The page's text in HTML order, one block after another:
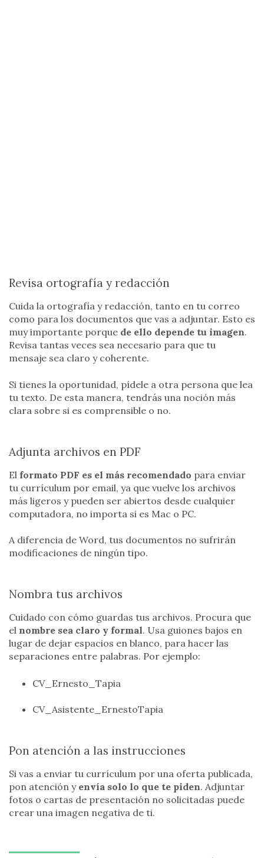
Revisa ortografía y redacción
Cuida la ortografía y redacción, tanto en tu correo
como para los documentos que vas a adjuntar. Esto es
muy importante porque de ello depende tu imagen.
Revisa tantas veces sea necesario para que tu
mensaje sea claro y coherente.
Si tienes la oportunidad, pídele a otra persona que lea
tu texto. De esta manera, tendrás una noción más
clara sobre si es comprensible o no.
Adjunta archivos en PDF
El formato PDF es el más recomendado para enviar
tu currículum por email, ya que vuelve los archivos
más ligeros y pueden ser abiertos desde cualquier
computadora, no importa si es Mac o PC.
A diferencia de Word, tus documentos no sufrirán
modificaciones de ningún tipo.
Nombra tus archivos
Cuidado con cómo guardas tus archivos. Procura que
el nombre sea claro y formal. Usa guiones bajos en
lugar de dejar espacios en blanco, para hacer las
separaciones entre palabras. Por ejemplo:
CV_Ernesto_Tapia
CV_Asistente_ErnestoTapia
Pon atención a las instrucciones
Si vas a enviar tu currículum por una oferta publicada,
pon atención y envía solo lo que te piden. Adjuntar
fotos o cartas de presentación no solicitadas puede
crear una imagen negativa de ti.